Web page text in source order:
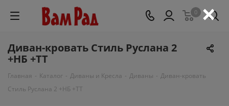
0
Диван-кровать Стиль Руслана 2
+НБ +ТТ
Главная - Каталог - Диваны и Кресла - Диваны - Диван-кровать
Стиль Руслана 2 +НБ +ТТ
×